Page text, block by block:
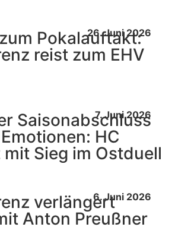
26. Juni 2026
Pokalauftakt:
reist zum EHV
7. Juni 2026
Saisonabschluss
HC
Sieg im Ostduell
6. Juni 2026
verlängert
Anton Preußner